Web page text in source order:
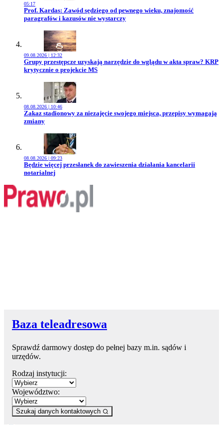
05:17
Przejdź do artykułu:
Prof. Kardas: Zawód sędziego od pewnego wieku, znajomość
paragrafów i kazusów nie wystarczy
09.08.2026 | 12:32
Przejdź do artykułu:
Grupy przestępcze uzyskają narzędzie do wglądu w akta spraw? KRP
krytycznie o projekcie MS
08.08.2026 | 10:46
Przejdź do artykułu:
Zakaz stadionowy za niezajęcie swojego miejsca, przepisy wymagają
zmiany
08.08.2026 | 09:23
Przejdź do artykułu:
Będzie więcej przesłanek do zawieszenia działania kancelarii
notarialnej
Baza teleadresowa
Sprawdź darmowy dostęp do pełnej bazy m.in. sądów i
urzędów.
Rodzaj instytucji:
Województwo:
Szukaj danych kontaktowych